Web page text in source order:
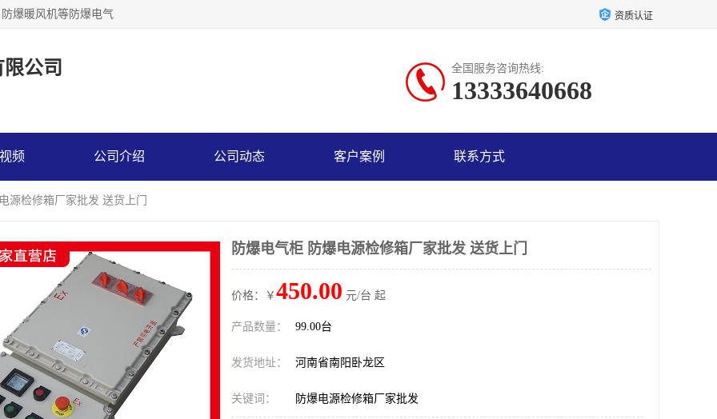
爆暖风机等防爆电气 资质认证
公司 全国服务咨询热线:
13333640668
频 公司介绍 公司动态 客户案例 联系方式
源检修箱厂家批发 送货上门
防爆电气柜 防爆电源检修箱厂家批发 送货上门
价格：￥ 450.00 元/台 起
产品数量： 99.00台
发货地址： 河南省南阳卧龙区
关键词： 防爆电源检修箱厂家批发